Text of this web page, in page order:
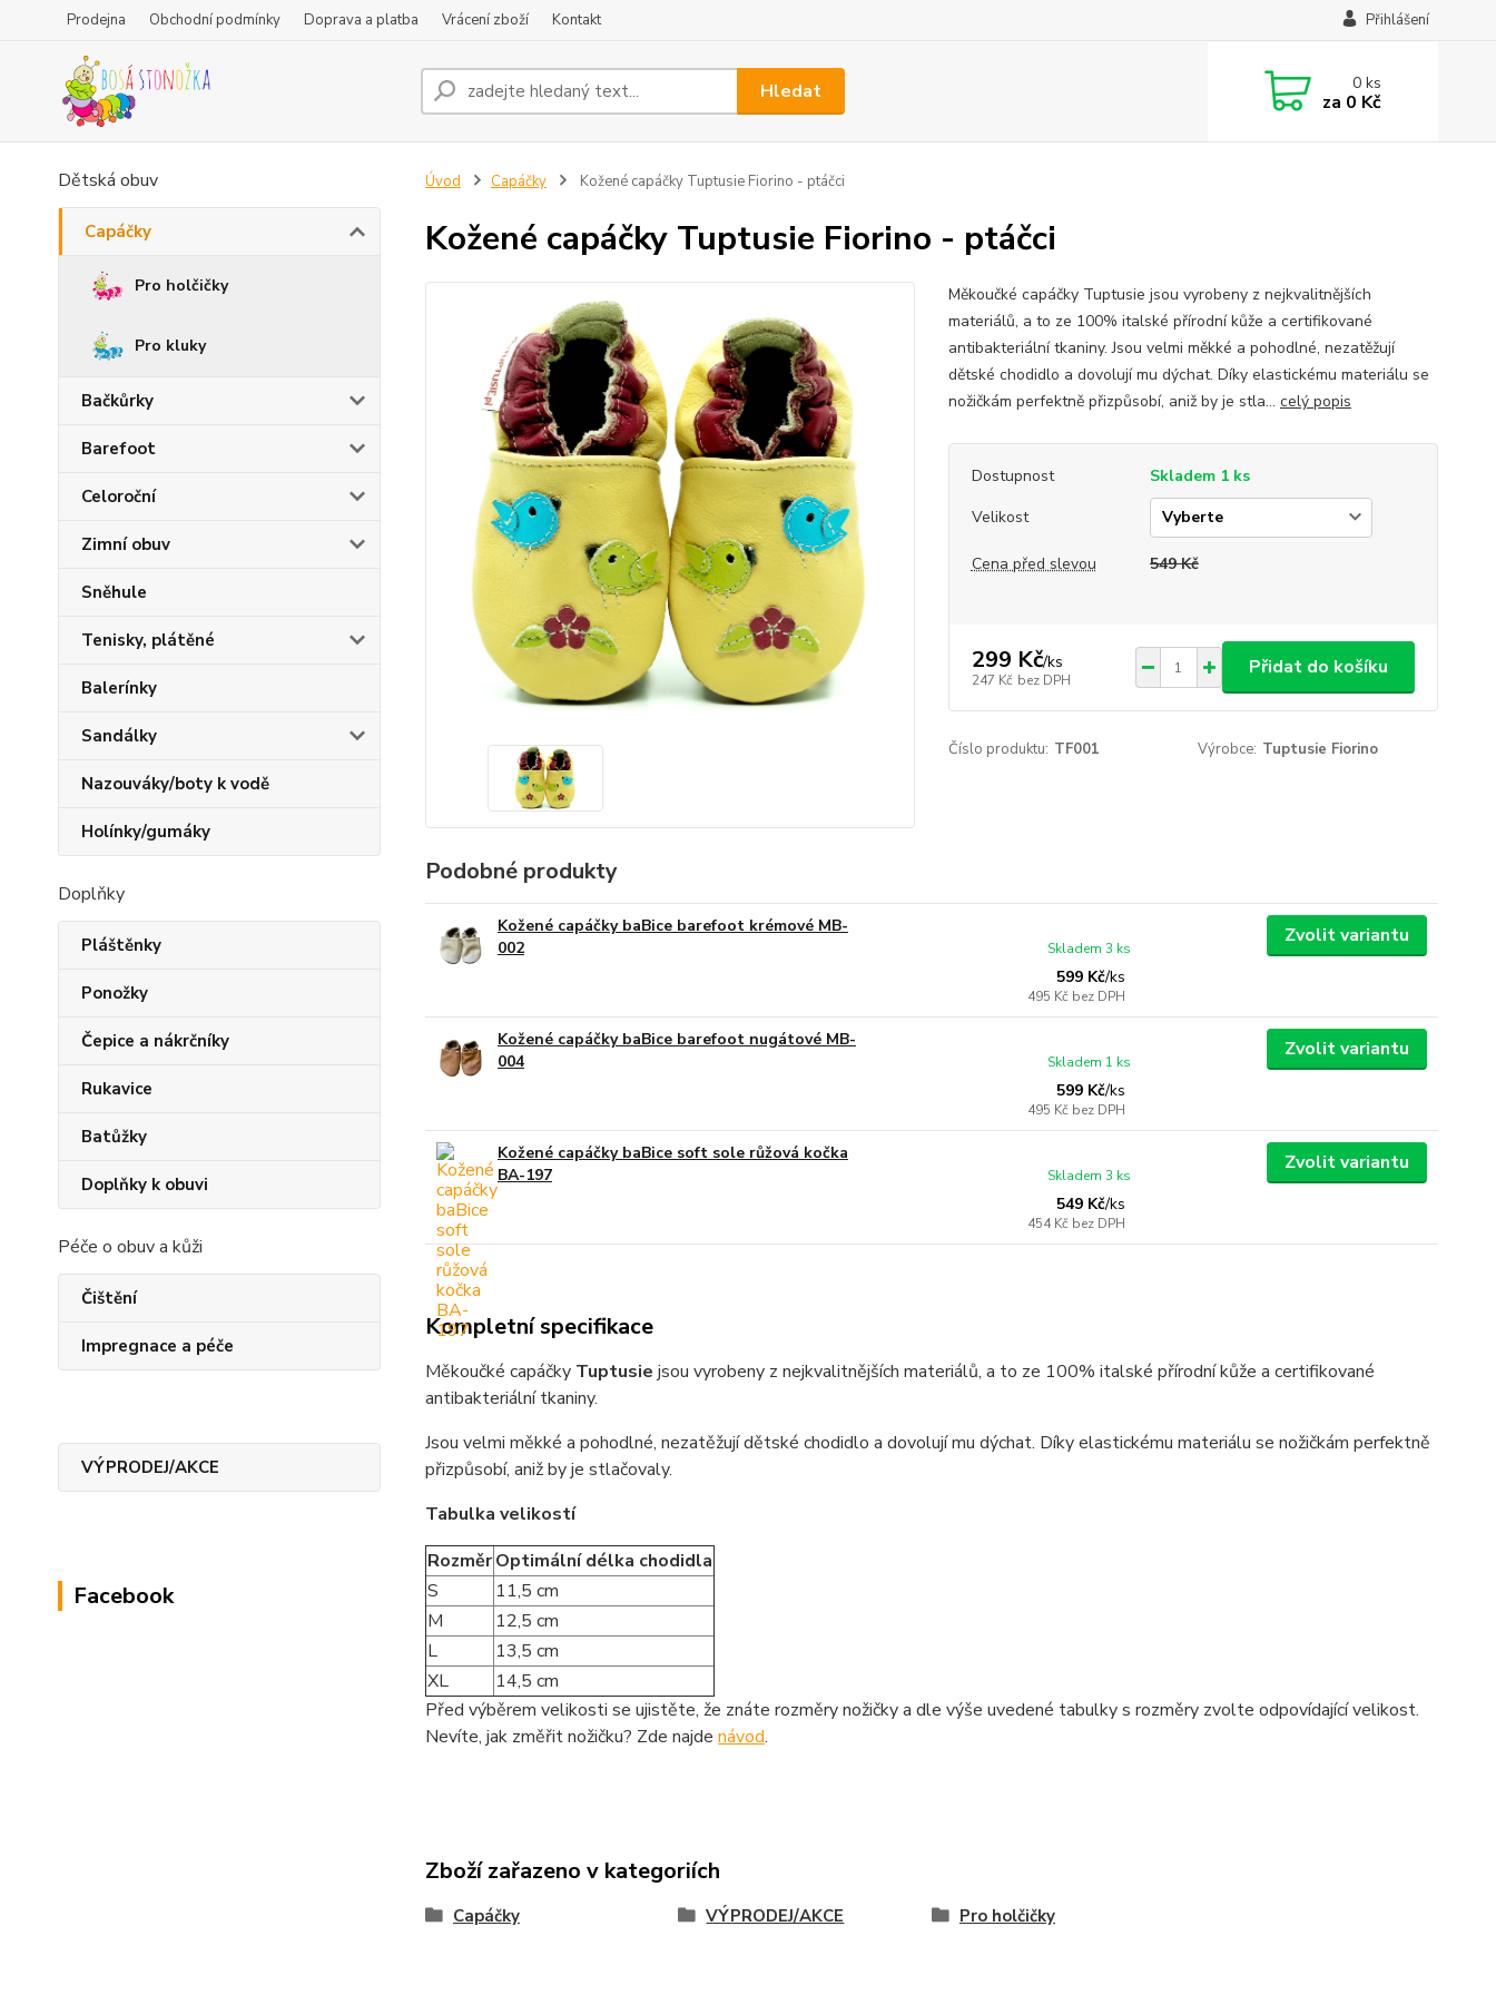
Prodejna Obchodní podmínky Doprava a platba Vrácení zboží Kontakt Přihlášení
Hledat 0ks
za 0 Kč
Dětská obuv
Capáčky
Pro holčičky
Pro kluky
Bačkůrky
Barefoot
Celoroční
Zimní obuv
Sněhule
Tenisky, plátěné
Balerínky
Sandálky
Nazouváky/boty k vodě
Holínky/gumáky
Doplňky
Pláštěnky
Ponožky
Čepice a nákrčníky
Rukavice
Batůžky
Doplňky k obuvi
Péče o obuv a kůži
Čištění
Impregnace a péče
VÝPRODEJ/AKCE
Facebook
Úvod Capáčky Kožené capáčky Tuptusie Fiorino - ptáčci
Kožené capáčky Tuptusie Fiorino - ptáčci
Měkoučké capáčky Tuptusie jsou vyrobeny z nejkvalitnějších
materiálů, a to ze 100% italské přírodní kůže a certifikované
antibakteriální tkaniny. Jsou velmi měkké a pohodlné, nezatěžují
dětské chodidlo a dovolují mu dýchat. Díky elastickému materiálu se
nožičkám perfektně přizpůsobí, aniž by je stla... celý popis
Dostupnost
Skladem 1 ks
Velikost
Cena před slevou 549 Kč
299 Kč/ks
247 Kč bez DPH
Přidat do košíku
Číslo produktu: TF001 Výrobce: Tuptusie Fiorino
Podobné produkty
Kožené capáčky baBice barefoot krémové MB-
002
599 Kč/ks
495 Kč bez DPH
Skladem 3 ks
Zvolit variantu
Kožené capáčky baBice barefoot nugátové MB-
004
599 Kč/ks
495 Kč bez DPH
Skladem 1 ks
Zvolit variantu
Kožené capáčky baBice soft sole růžová kočka
BA-197
549 Kč/ks
454 Kč bez DPH
Skladem 3 ks
Zvolit variantu
Kompletní specifikace
Měkoučké capáčky Tuptusie jsou vyrobeny z nejkvalitnějších materiálů, a to ze 100% italské přírodní kůže a certifikované
antibakteriální tkaniny.
Jsou velmi měkké a pohodlné, nezatěžují dětské chodidlo a dovolují mu dýchat. Díky elastickému materiálu se nožičkám perfektně
přizpůsobí, aniž by je stlačovaly.
Tabulka velikostí
RozměrOptimální délka chodidla
S
11,5 cm
M
12,5 cm
L
13,5 cm
XL
14,5 cm
Před výběrem velikosti se ujistěte, že znáte rozměry nožičky a dle výše uvedené tabulky s rozměry zvolte odpovídající velikost.
Nevíte, jak změřit nožičku? Zde najde návod.
Zboží zařazeno v kategoriích
Capáčky VÝPRODEJ/AKCE Pro holčičky